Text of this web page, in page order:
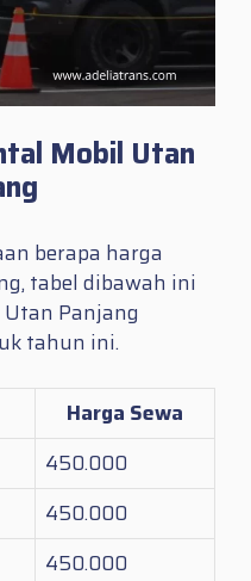
Mobil Utan
berapa harga
tabel dibawah ini
Panjang
tahun ini.
Harga Sewa
450.000
450.000
450.000